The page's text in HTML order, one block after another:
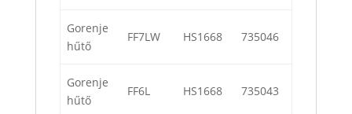
Gorenje
hűtő
FF7LW HS1668 735046
Gorenje
hűtő
FF6L HS1668 735043